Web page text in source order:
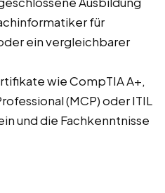
für
ein vergleichbarer
wie CompTIA A+,
(MCP) oder ITIL
und die Fachkenntnisse